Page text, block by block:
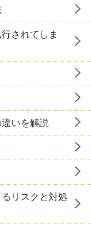
されてしま
いを解説
リスクと対処